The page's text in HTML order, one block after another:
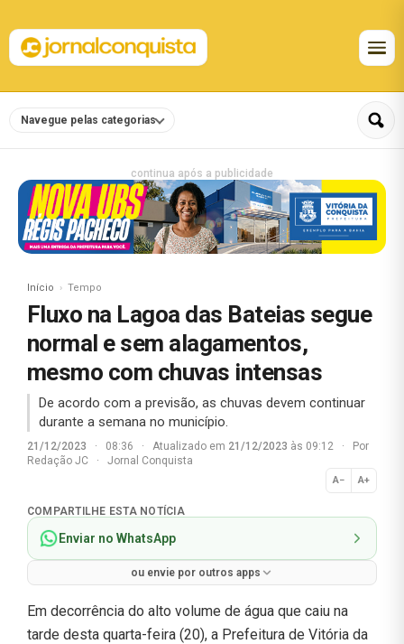
Navegue pelas categorias
continua após a publicidade
Início Tempo
Fluxo na Lagoa das Bateias segue
normal e sem alagamentos,
mesmo com chuvas intensas
De acordo com a previsão, as chuvas devem continuar
durante a semana no município.
21/12/2023 · 08:36 · Atualizado em 21/12/2023 às 09:12 ·
Por
Redação JC
· Jornal Conquista
A− A+
Normal
COMPARTILHE ESTA NOTÍCIA
Enviar no WhatsApp
ou envie por outros apps
Em decorrência do alto volume de água que caiu na
tarde desta quarta-feira (20), a Prefeitura de Vitória da